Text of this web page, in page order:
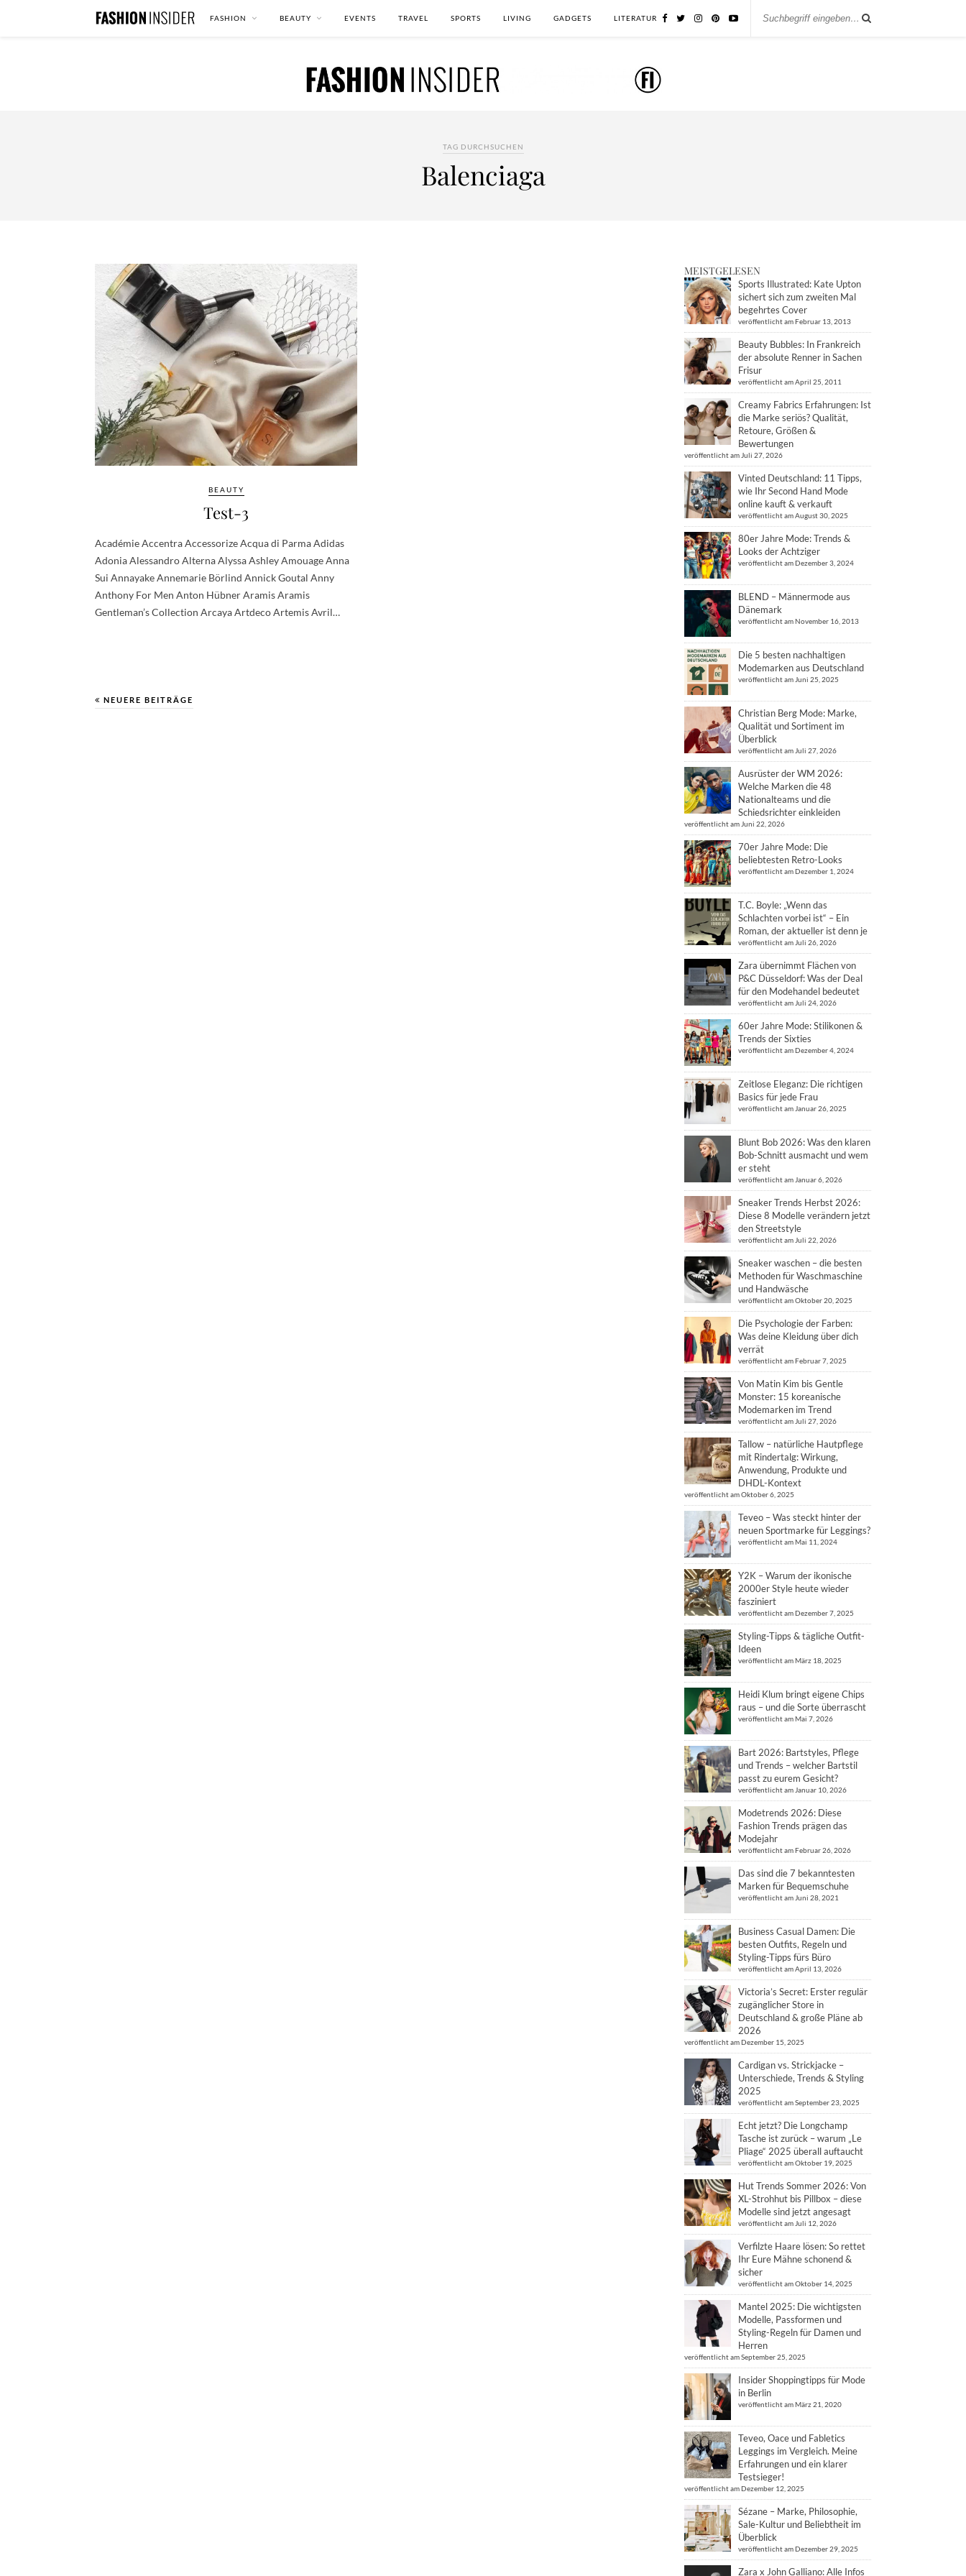
FASHION BEAUTY EVENTS TRAVEL SPORTS LIVING GADGETS LITERATUR
TAG DURCHSUCHEN
Balenciaga
BEAUTY
Test-3
Académie Accentra Accessorize Acqua di Parma Adidas
Adonia Alessandro Alterna Alyssa Ashley Amouage Anna
Sui Annayake Annemarie Börlind Annick Goutal Anny
Anthony For Men Anton Hübner Aramis Aramis
Gentleman’s Collection Arcaya Artdeco Artemis Avril…
NEUERE BEITRÄGE
MEISTGELESEN
Sports Illustrated: Kate Upton
sichert sich zum zweiten Mal
begehrtes Cover
veröffentlicht am Februar 13, 2013
Beauty Bubbles: In Frankreich
der absolute Renner in Sachen
Frisur
veröffentlicht am April 25, 2011
Creamy Fabrics Erfahrungen: Ist
die Marke seriös? Qualität,
Retoure, Größen &
Bewertungen
veröffentlicht am Juli 27, 2026
Vinted Deutschland: 11 Tipps,
wie Ihr Second Hand Mode
online kauft & verkauft
veröffentlicht am August 30, 2025
80er Jahre Mode: Trends &
Looks der Achtziger
veröffentlicht am Dezember 3, 2024
BLEND – Männermode aus
Dänemark
veröffentlicht am November 16, 2013
Die 5 besten nachhaltigen
Modemarken aus Deutschland
veröffentlicht am Juni 25, 2025
Christian Berg Mode: Marke,
Qualität und Sortiment im
Überblick
veröffentlicht am Juli 27, 2026
Ausrüster der WM 2026:
Welche Marken die 48
Nationalteams und die
Schiedsrichter einkleiden
veröffentlicht am Juni 22, 2026
70er Jahre Mode: Die
beliebtesten Retro-Looks
veröffentlicht am Dezember 1, 2024
T.C. Boyle: „Wenn das
Schlachten vorbei ist“ – Ein
Roman, der aktueller ist denn je
veröffentlicht am Juli 26, 2026
Zara übernimmt Flächen von
P&C Düsseldorf: Was der Deal
für den Modehandel bedeutet
veröffentlicht am Juli 24, 2026
60er Jahre Mode: Stilikonen &
Trends der Sixties
veröffentlicht am Dezember 4, 2024
Zeitlose Eleganz: Die richtigen
Basics für jede Frau
veröffentlicht am Januar 26, 2025
Blunt Bob 2026: Was den klaren
Bob-Schnitt ausmacht und wem
er steht
veröffentlicht am Januar 6, 2026
Sneaker Trends Herbst 2026:
Diese 8 Modelle verändern jetzt
den Streetstyle
veröffentlicht am Juli 22, 2026
Sneaker waschen – die besten
Methoden für Waschmaschine
und Handwäsche
veröffentlicht am Oktober 20, 2025
Die Psychologie der Farben:
Was deine Kleidung über dich
verrät
veröffentlicht am Februar 7, 2025
Von Matin Kim bis Gentle
Monster: 15 koreanische
Modemarken im Trend
veröffentlicht am Juli 27, 2026
Tallow – natürliche Hautpflege
mit Rindertalg: Wirkung,
Anwendung, Produkte und
DHDL-Kontext
veröffentlicht am Oktober 6, 2025
Teveo – Was steckt hinter der
neuen Sportmarke für Leggings?
veröffentlicht am Mai 11, 2024
Y2K – Warum der ikonische
2000er Style heute wieder
fasziniert
veröffentlicht am Dezember 7, 2025
Styling-Tipps & tägliche Outfit-
Ideen
veröffentlicht am März 18, 2025
Heidi Klum bringt eigene Chips
raus – und die Sorte überrascht
veröffentlicht am Mai 7, 2026
Bart 2026: Bartstyles, Pflege
und Trends – welcher Bartstil
passt zu eurem Gesicht?
veröffentlicht am Januar 10, 2026
Modetrends 2026: Diese
Fashion Trends prägen das
Modejahr
veröffentlicht am Februar 26, 2026
Das sind die 7 bekanntesten
Marken für Bequemschuhe
veröffentlicht am Juni 28, 2021
Business Casual Damen: Die
besten Outfits, Regeln und
Styling-Tipps fürs Büro
veröffentlicht am April 13, 2026
Victoria’s Secret: Erster regulär
zugänglicher Store in
Deutschland & große Pläne ab
2026
veröffentlicht am Dezember 15, 2025
Cardigan vs. Strickjacke –
Unterschiede, Trends & Styling
2025
veröffentlicht am September 23, 2025
Echt jetzt? Die Longchamp
Tasche ist zurück – warum „Le
Pliage“ 2025 überall auftaucht
veröffentlicht am Oktober 19, 2025
Hut Trends Sommer 2026: Von
XL-Strohhut bis Pillbox – diese
Modelle sind jetzt angesagt
veröffentlicht am Juli 12, 2026
Verfilzte Haare lösen: So rettet
Ihr Eure Mähne schonend &
sicher
veröffentlicht am Oktober 14, 2025
Mantel 2025: Die wichtigsten
Modelle, Passformen und
Styling-Regeln für Damen und
Herren
veröffentlicht am September 25, 2025
Insider Shoppingtipps für Mode
in Berlin
veröffentlicht am März 21, 2020
Teveo, Oace und Fabletics
Leggings im Vergleich. Meine
Erfahrungen und ein klarer
Testsieger!
veröffentlicht am Dezember 12, 2025
Sézane – Marke, Philosophie,
Sale-Kultur und Beliebtheit im
Überblick
veröffentlicht am Dezember 29, 2025
Zara x John Galliano: Alle Infos